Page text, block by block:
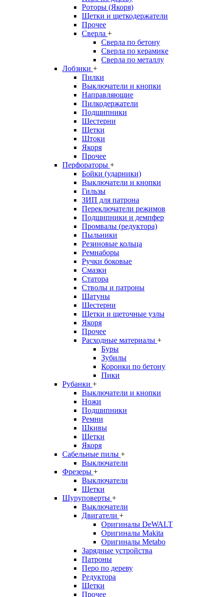
Роторы (Якоря)
Щетки и щеткодержатели
Прочее
Сверла +
Сверла по бетону
Сверла по керамике
Сверла по металлу
Лобзики +
Пилки
Выключатели и кнопки
Направляющие
Пилкодержатели
Подшипники
Шестерни
Щетки
Штоки
Якоря
Прочее
Перфораторы +
Бойки (ударники)
Выключатели и кнопки
Гильзы
ЗИП для патрона
Переключатели режимов
Подшипники и демпфер
Промвалы (редуктора)
Пыльники
Резиновые кольца
Ремнаборы
Ручки боковые
Смазки
Статора
Стволы и патроны
Шатуны
Шестерни
Щетки и щеточные узлы
Якоря
Прочее
Расходные материалы +
Буры
Зубилы
Коронки по бетону
Пики
Рубанки +
Выключатели и кнопки
Ножи
Подшипники
Ремни
Шкивы
Щетки
Якоря
Сабельные пилы +
Выключатели
Фрезеры +
Выключатели
Щетки
Шуруповерты +
Выключатели
Двигатели +
Оригиналы DeWALT
Оригиналы Makita
Оригиналы Metabo
Зарядные устройства
Патроны
Перо по дереву
Редуктора
Щетки
Прочее